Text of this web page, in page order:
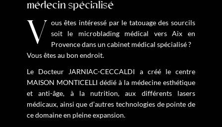
médecin spécialisé
Vous êtes intéressé par le tatouage des sourcils
soit le microblading médical vers Aix en
Provence dans un cabinet médical spécialisé ?
Vous êtes au bon endroit.
Le Docteur JARNIAC-CECCALDI a créé le centre
MAISON MONTICELLI dédié à la médecine esthétique
et anti-âge, à la nutrition, aux différents lasers
médicaux, ainsi que d’autres technologies de pointe de
ce domaine en pleine expansion.